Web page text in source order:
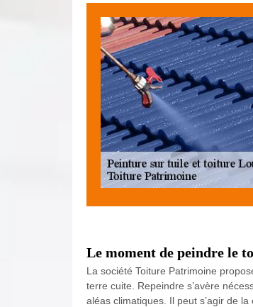
Le moment de peindre le
La société Toiture Patrimoine
terre cuite. Repeindre s’avère
aléas climatiques. Il peut s’agir de